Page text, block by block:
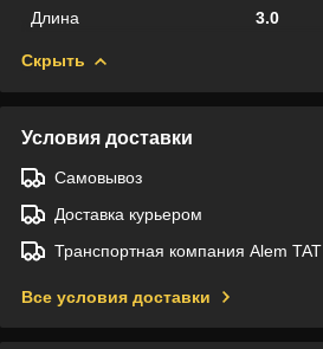
Длина
3.0
Скрыть
Условия доставки
Самовывоз
Доставка курьером
Транспортная компания Alem TAT
Все условия доставки